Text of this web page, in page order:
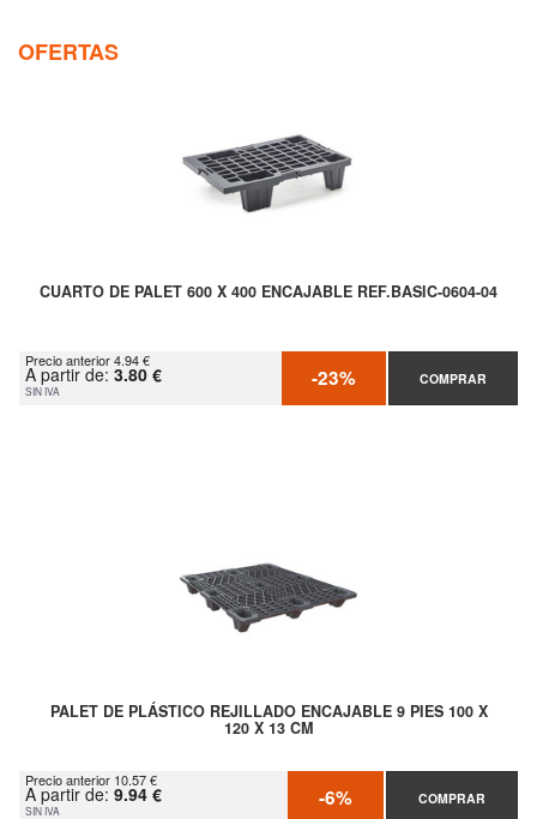
OFERTAS
CUARTO DE PALET 600 X 400 ENCAJABLE REF.BASIC-0604-04
Precio anterior 4.94 €
A partir de: 3.80 €
SIN IVA -23% COMPRAR
PALET DE PLÁSTICO REJILLADO ENCAJABLE 9 PIES 100 X
120 X 13 CM
Precio anterior 10.57 €
A partir de: 9.94 €
SIN IVA -6% COMPRAR